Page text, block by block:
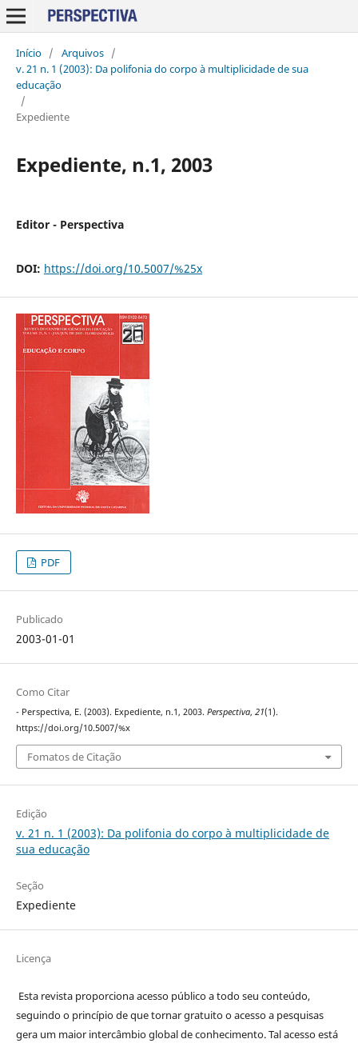
Início / Arquivos /
v. 21 n. 1 (2003): Da polifonia do corpo à multiplicidade de sua
educação
/
Expediente
Expediente, n.1, 2003
Editor - Perspectiva
DOI: https://doi.org/10.5007/%25x
PDF
Publicado
2003-01-01
Como Citar
- Perspectiva, E. (2003). Expediente, n.1, 2003. Perspectiva, 21(1).
https://doi.org/10.5007/%x
Fomatos de Citação
Edição
v. 21 n. 1 (2003): Da polifonia do corpo à multiplicidade de
sua educação
Seção
Expediente
Licença
Esta revista proporciona acesso público a todo seu conteúdo,
seguindo o princípio de que tornar gratuito o acesso a pesquisas
gera um maior intercâmbio global de conhecimento. Tal acesso está